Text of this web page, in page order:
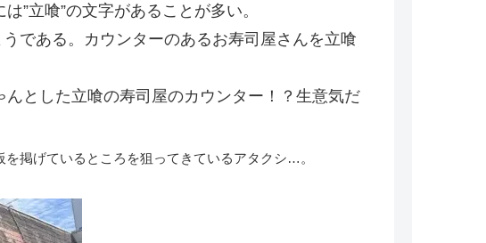
”立喰”の文字があることが多い。
である。カウンターのあるお寿司屋さんを立喰
とした立喰の寿司屋のカウンター！？生意気だ
掲げているところを狙ってきているアタクシ…。